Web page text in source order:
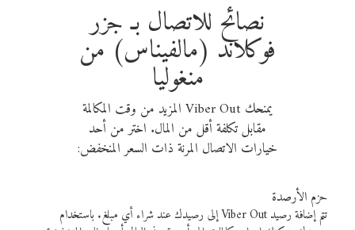
نصائح للاتصال بـ جزر
فوكلاند (مالفيناس) من
منغوليا
يمنحك Viber Out المزيد من وقت المكالمة
مقابل تكلفة أقل من المال. اختر من أحد
خيارات الاتصال المرنة ذات السعر المنخفض:
حزم الأرصدة
تتم إضافة رصيد Viber Out إلى رصيدك عند شراء أي مبلغ. باستخدام